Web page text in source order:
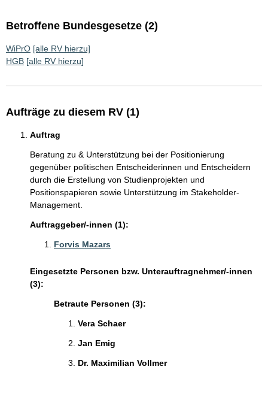
Betroffene Bundesgesetze (2)
WiPrO [alle RV hierzu]
HGB [alle RV hierzu]
Aufträge zu diesem RV (1)
Auftrag
Beratung zu & Unterstützung bei der Positionierung
gegenüber politischen Entscheiderinnen und Entscheidern
durch die Erstellung von Studienprojekten und
Positionspapieren sowie Unterstützung im Stakeholder-
Management.
Auftraggeber/-innen (1):
Forvis Mazars
Eingesetzte Personen bzw. Unterauftragnehmer/-innen
(3):
Betraute Personen (3):
Vera Schaer
Jan Emig
Dr. Maximilian Vollmer